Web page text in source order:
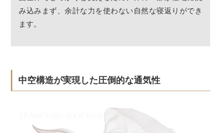
み込みまず、余計な力を使わない自然な寝返りができ
ます。
中空構造が実現した圧倒的な通気性